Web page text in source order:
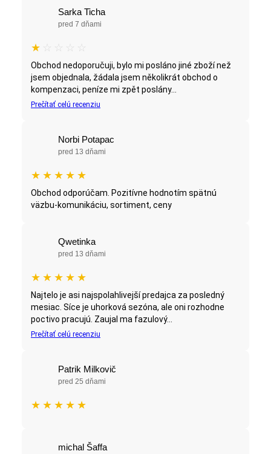
Sarka Ticha
pred 7 dňami
★ ☆ ☆ ☆ ☆
Obchod nedoporučuji, bylo mi posláno jiné zboží než
jsem objednala, žádala jsem několikrát obchod o
kompenzaci, peníze mi zpět poslány...
Prečítať celú recenziu
Norbi Potapac
pred 13 dňami
★ ★ ★ ★ ★
Obchod odporúčam. Pozitívne hodnotím spätnú
väzbu-komunikáciu, sortiment, ceny
Qwetinka
pred 13 dňami
★ ★ ★ ★ ★
Najtelo je asi najspolahlivejší predajca za posledný
mesiac. Síce je uhorková sezóna, ale oni rozhodne
poctivo pracujú. Zaujal ma fazulový...
Prečítať celú recenziu
Patrik Milkovič
pred 25 dňami
★ ★ ★ ★ ★
michal Šaffa